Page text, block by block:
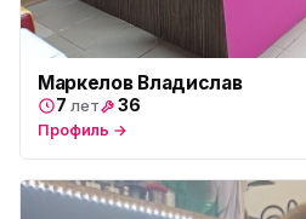
ул. Будапештская, 87-3
ю ул. Тверская 60, Колпино
Маркелов Владислав
7 лет 36
Профиль →